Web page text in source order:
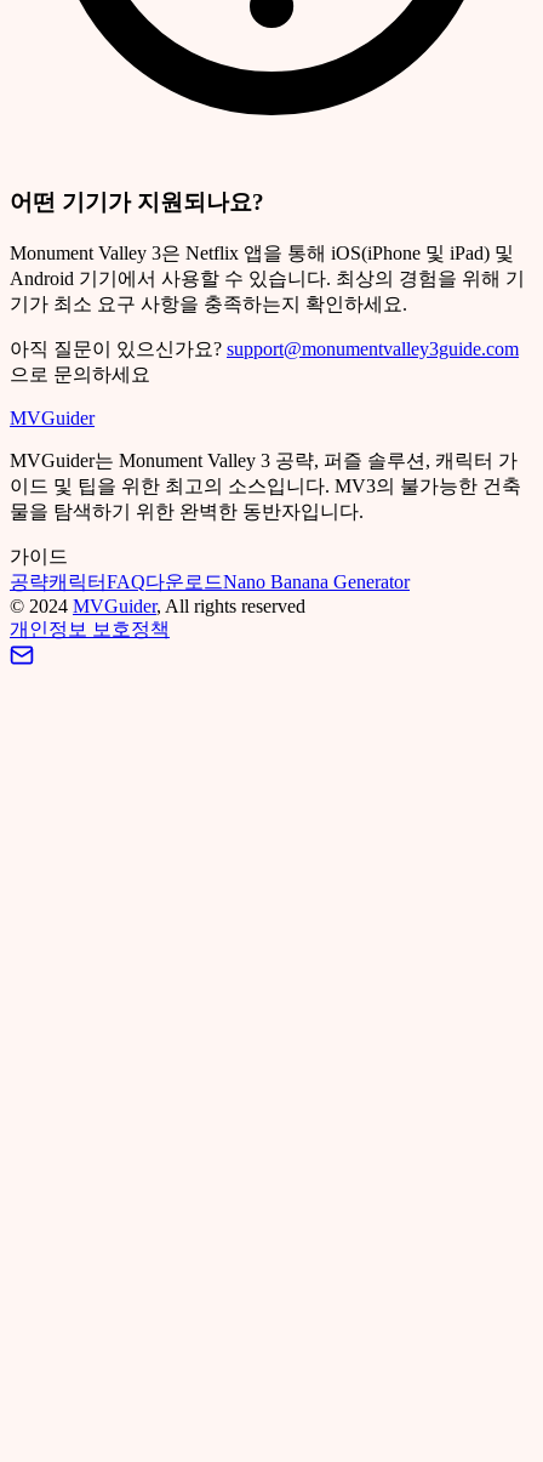
어떤 기기가 지원되나요?
Monument Valley 3은 Netflix 앱을 통해 iOS(iPhone 및 iPad) 및
Android 기기에서 사용할 수 있습니다. 최상의 경험을 위해 기
기가 최소 요구 사항을 충족하는지 확인하세요.
아직 질문이 있으신가요? support@monumentvalley3guide.com
으로 문의하세요
MVGuider
MVGuider는 Monument Valley 3 공략, 퍼즐 솔루션, 캐릭터 가
이드 및 팁을 위한 최고의 소스입니다. MV3의 불가능한 건축
물을 탐색하기 위한 완벽한 동반자입니다.
가이드
공략캐릭터FAQ다운로드Nano Banana Generator
© 2024 MVGuider, All rights reserved
개인정보 보호정책